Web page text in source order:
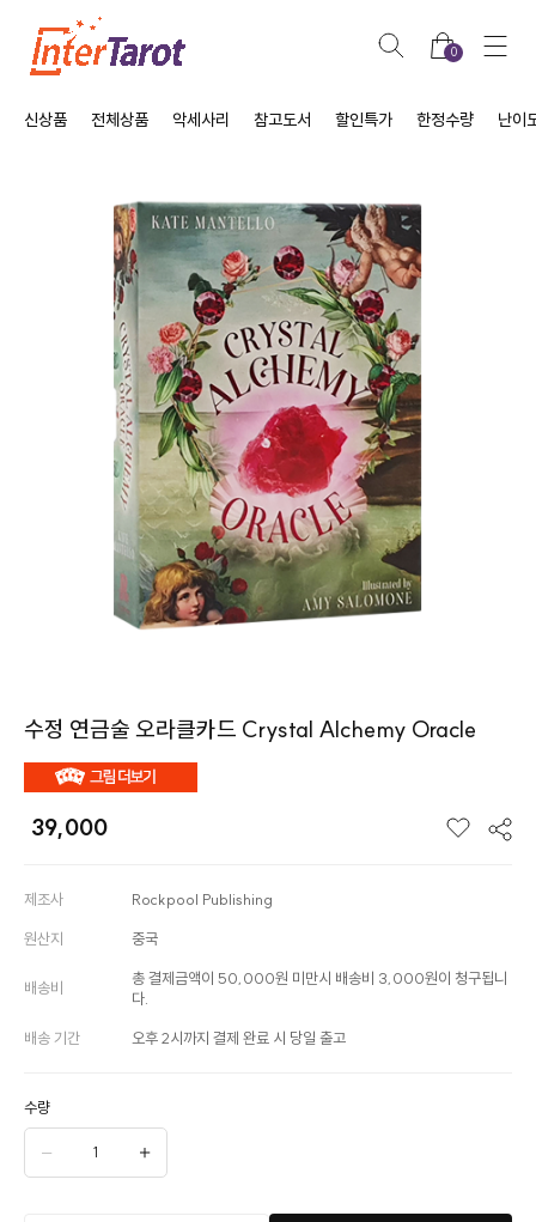
0
신상품 전체상품 악세사리 참고도서 할인특가 한정수량 난이
수정 연금술 오라클카드 Crystal Alchemy Oracle
39,000
제조사 Rockpool Publishing
원산지 중국
배송비
총 결제금액이 50,000원 미만시 배송비 3,000원이 청구됩니
다.
배송 기간 오후 2시까지 결제 완료 시 당일 출고
수량